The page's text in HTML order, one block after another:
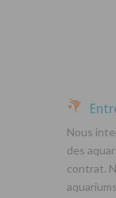
Nous
des
contrat.
aquariums